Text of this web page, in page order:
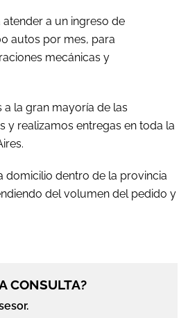
a un ingreso de
autos por mes, para
mecánicas y
la gran mayoría de las
y realizamos entregas en toda la
domicilio dentro de la provincia
del volumen del pedido y
CONSULTA?